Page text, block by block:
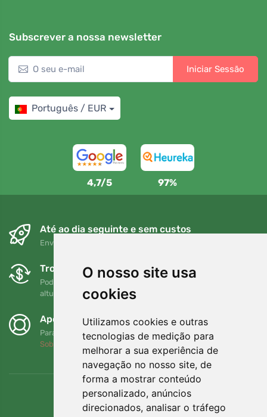
O nosso site usa
cookies
Utilizamos cookies e outras
tecnologias de medição para
melhorar a sua experiência de
navegação no nosso site, de
forma a mostrar conteúdo
personalizado, anúncios
direcionados, analisar o tráfego
Subscrever a nossa newsletter
Iniciar Sessão
Português / EUR
4,7/5 97%
Até ao dia seguinte e sem custos
Envio gratuito para encomendas superiores a 80 EUR
Trocas e devoluções gratuitas
Pode devolver ou trocar a sua encomenda em qualquer
altura no prazo de 90 dias
Apoiamos a Trees.org
Para cada encomenda plantamos uma árvore! Leia mais
Sobre nós